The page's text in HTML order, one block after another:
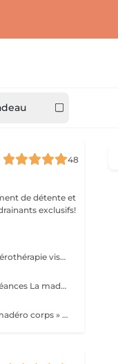
48
de détente et
exclusifs!
Soin disponible en cure de 5 ou 10 séances La madérothérapie visage se différencie de toutes les autres techniques de massage facial. C'est un massage totalement naturel, permettant de remodeler, d'affiner le visage, de réduire et d'évacuer les toxines, d'améliorer la nutrition et la libre circulation énergétique. Bienfaits sur la peau et le teint: -Anti-âge : Stimule la production de collagène et d'élastine, raffermit la peau et réduit l'apparence des rides et ridules. -Tonifiant : Tonifie les muscles du visage pour améliorer la fermeté et prévenir le relâchement cutané. -Défatigant : Réduit visiblement les poches, les cernes et les traits tirés, donnant un regard plus reposé. -Éclat : Illumine le teint et améliore l'aspect général de la peau grâce à une meilleure circulation sanguine et une élimination des toxines.
Prestation disponible en abonnement de 5 ou 10 séances La madérothérapie est un massage qui vise spécifiquement la cellulite. Cette thérapie par le bois utilise des instruments, comme des roues crantées, pour masser les tissus adipeux et favoriser l'élimination de la graisse et de la cellulite. Ce massage est agréable à recevoir et complet. Il draine, lisse et sculpte. 1 zone = jambes entières ou ventre/dos/bras
Soin disponible en cure de 5 ou 10 séances L'« ice madéro corps » est une technique de soin esthétique qui combine la madérothérapie (massage avec des outils en bois) avec des instruments givrés ou métalliques. Ce soin vise à raffermir, drainer et tonifier le corps en combinant les effets du froid, qui stimule la circulation et la dépense calorique, avec les bienfaits remodelants et détoxifiants de la madérothérapie. Fonctionnement: -Froid : L'utilisation d'instruments froids et de produits spécifiques (comme une "Ice'Crème" à base de plantes, d'huiles essentielles et d'argiles) déclenche un processus de thermogénèse. -Thermogénèse : Le corps dépense de l'énergie pour se réchauffer, mobilisant ainsi les graisses et contribuant à un effet amincissant et sculptant. -Madérothérapie : Les outils en bois ou en métal sont utilisés pour masser, drainer et remodeler le corps. -Résultats : Cela permet de stimuler la circulation sanguine et lymphatique, de réduire la cellulite, de lisser la peau et d'apporter une sensation de légèreté et de détente. Bienfaits: -Remodelage et raffermissement : Aide à sculpter le corps et à améliorer l'élasticité de la peau. -Drainage et détox : Améliore la circulation lymphatique et aide à éliminer les toxines. -Réduction de la cellulite : Atténue l'effet peau d'orange. -Détente : Apaise les tensions physiques et procure une sensation de relaxation profonde. -Stimulation métabolique : Le froid augmente la dépense calorique et favorise le déstockage des graisses. 1 zone = bas ou haut du corps